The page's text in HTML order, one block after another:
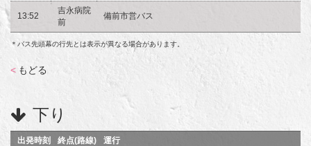
13:52
吉永病院
前
備前市営バス
＊バス先頭幕の行先とは表示が異なる場合があります。
< もどる
下り
出発時刻 終点(路線)
運行